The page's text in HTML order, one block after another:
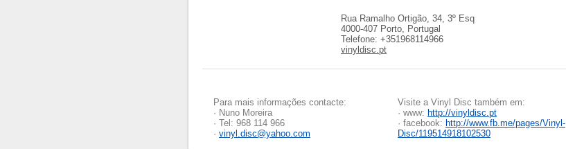
Rua Ramalho Ortigão, 34, 3º Esq
4000-407 Porto, Portugal
Telefone: +351968114966
vinyldisc.pt
Para mais informações contacte:
· Nuno Moreira
· Tel: 968 114 966
· vinyl.disc@yahoo.com
Visite a Vinyl Disc também em:
· www: http://vinyldisc.pt
· facebook: http://www.fb.me/pages/Vinyl-
Disc/119514918102530